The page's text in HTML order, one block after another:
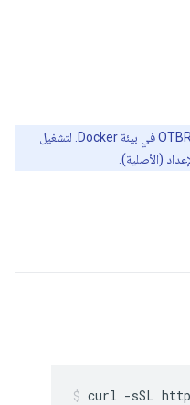
تركّز هذه الصفحة على تشغيل OTBR في بيئة Docker. لتشغيل
(الأصلية)
curl -sSL